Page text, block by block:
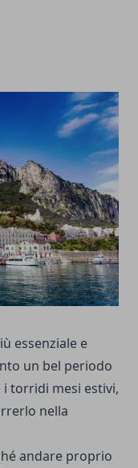
essenziale e
un bel periodo
i torridi mesi estivi,
nella
andare proprio